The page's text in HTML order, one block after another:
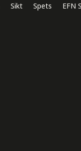
Sikt Spets EFN